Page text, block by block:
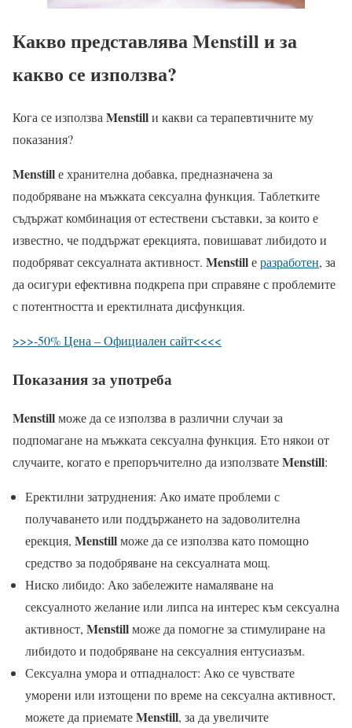
Какво представляваMenstill и за
какво се използва?
Кога се използва Menstillи какви са терапевтичните му
показания?
Menstillе хранителна добавка, предназначена за
подобряване на мъжката сексуална функция. Таблетките
съдържат комбинация от естествени съставки, за които е
известно, че поддържат ерекцията, повишават либидото и
подобряват сексуалната активност. Menstillеразработен, за
да осигури ефективна подкрепа при справяне с проблемите
с потентността и еректилната дисфункция.
>>>-50% Цена – Официален сайт<<<<
Показания за употреба
Menstillможе да се използва в различни случаи за
подпомагане на мъжката сексуална функция. Ето някои от
случаите, когато е препоръчително да използватеMenstill:
Еректилни затруднения: Ако имате проблеми с
получаването или поддържането на задоволителна
ерекция, Menstillможе да се използва като помощно
средство за подобряване на сексуалната мощ.
Ниско либидо: Ако забележите намаляване на
сексуалното желание или липса на интерес към сексуална
активност, Menstillможе да помогне за стимулиране на
либидото и подобряване на сексуалния ентусиазъм.
Сексуална умора и отпадналост: Ако се чувствате
уморени или изтощени по време на сексуална активност,
можете да приематеMenstill, за да увеличите